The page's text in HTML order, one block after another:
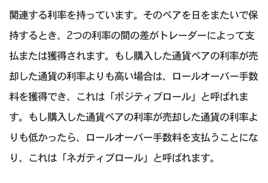
関連する利率を持っています。そのペアを日をまたいで保
持するとき、2つの利率の間の差がトレーダーによって支
払または獲得されます。もし購入した通貨ペアの利率が売
却した通貨の利率よりも高い場合は、ロールオーバー手数
料を獲得でき、これは「ポジティブロール」と呼ばれま
す。もし購入した通貨ペアの利率が売却した通貨の利率よ
りも低かったら、ロールオーバー手数料を支払うことにな
り、これは「ネガティブロール」と呼ばれます。